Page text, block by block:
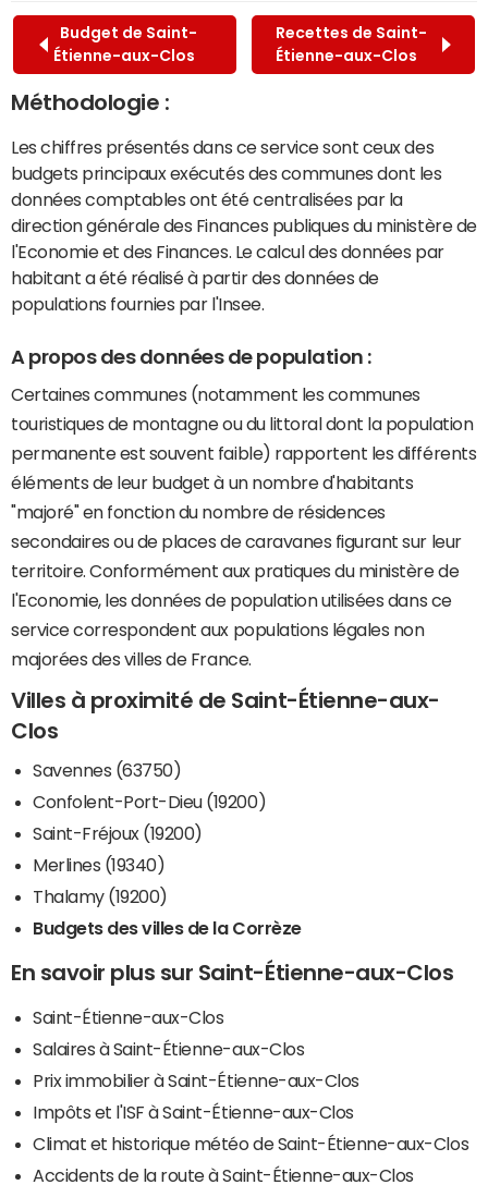
Budget de Saint-
Étienne-aux-Clos
Recettes de Saint-
Étienne-aux-Clos
Méthodologie :
Les chiffres présentés dans ce service sont ceux des
budgets principaux exécutés des communes dont les
données comptables ont été centralisées par la
direction générale des Finances publiques du ministère de
l'Economie et des Finances. Le calcul des données par
habitant a été réalisé à partir des données de
populations fournies par l'Insee.
A propos des données de population :
Certaines communes (notamment les communes
touristiques de montagne ou du littoral dont la population
permanente est souvent faible) rapportent les différents
éléments de leur budget à un nombre d'habitants
"majoré" en fonction du nombre de résidences
secondaires ou de places de caravanes figurant sur leur
territoire. Conformément aux pratiques du ministère de
l'Economie, les données de population utilisées dans ce
service correspondent aux populations légales non
majorées des villes de France.
Villes à proximité de Saint-Étienne-aux-
Clos
Savennes (63750)
Confolent-Port-Dieu (19200)
Saint-Fréjoux (19200)
Merlines (19340)
Thalamy (19200)
Budgets des villes de la Corrèze
En savoir plus sur Saint-Étienne-aux-Clos
Saint-Étienne-aux-Clos
Salaires à Saint-Étienne-aux-Clos
Prix immobilier à Saint-Étienne-aux-Clos
Impôts et l'ISF à Saint-Étienne-aux-Clos
Climat et historique météo de Saint-Étienne-aux-Clos
Accidents de la route à Saint-Étienne-aux-Clos